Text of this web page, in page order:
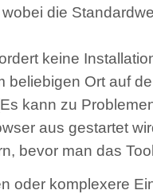
die
keine
beliebigen Ort auf
kann zu
aus gestartet
bevor man das
oder komplexere